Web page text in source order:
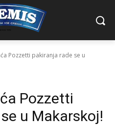
Pozzetti pakiranja rade se u
Pozzetti
u Makarskoj!